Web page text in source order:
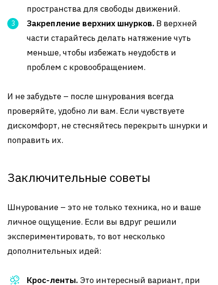
пространства для свободы движений.
Закрепление верхних шнурков. В верхней
части старайтесь делать натяжение чуть
меньше, чтобы избежать неудобств и
проблем с кровообращением.
И не забудьте – после шнурования всегда
проверяйте, удобно ли вам. Если чувствуете
дискомфорт, не стесняйтесь перекрыть шнурки и
поправить их.
Заключительные советы
Шнурование – это не только техника, но и ваше
личное ощущение. Если вы вдруг решили
экспериментировать, то вот несколько
дополнительных идей:
Крос-ленты. Это интересный вариант, при